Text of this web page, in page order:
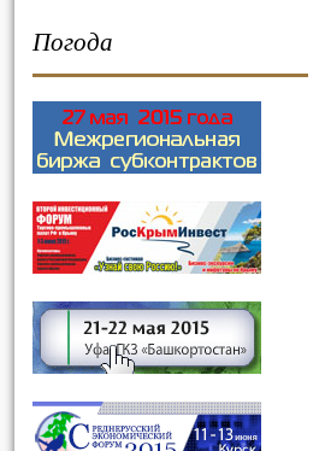
Погода